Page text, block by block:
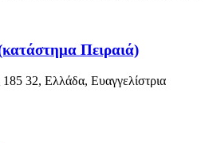
Πειραιά)
32, Ελλάδα, Ευαγγελίστρια